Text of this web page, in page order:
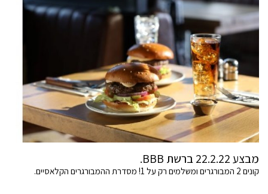
מבצע 22.2.22 ברשת BBB.
קונים 2 המבורגרים ומשלמים רק על 1! מסדרת ההמבורגרים הקלאסיים.